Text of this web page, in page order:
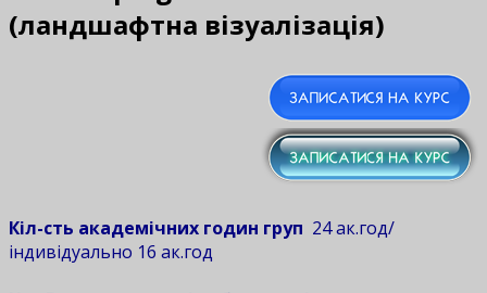
(ландшафтна візуалізація)
Кіл-сть академічних годин груп 24 ак.год/
індивідуально 16 ак.год